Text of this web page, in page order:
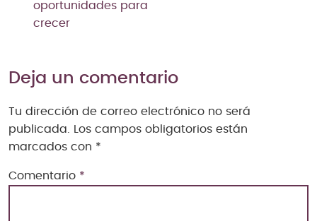
oportunidades para
crecer
Deja un comentario
Tu dirección de correo electrónico no será
publicada.
Los campos obligatorios están
marcados con *
Comentario *